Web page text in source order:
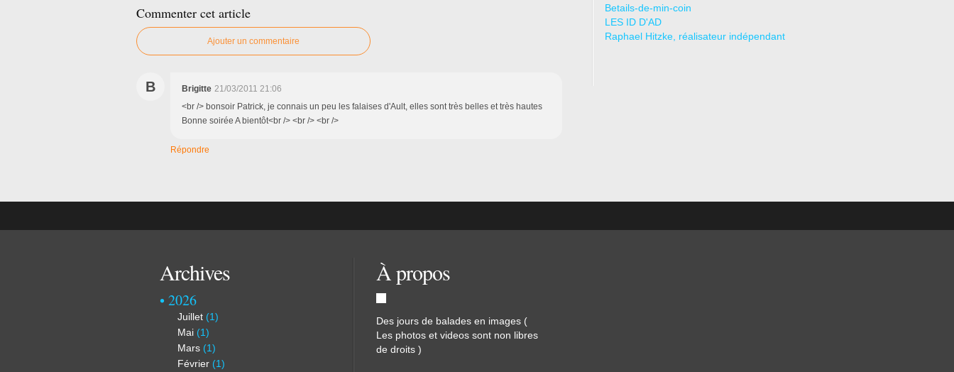
Commenter cet article
Ajouter un commentaire
B Brigitte 21/03/2011 21:06
<br /> bonsoir Patrick, je connais un peu les falaises d'Ault, elles sont très belles et très hautes
Bonne soirée A bientôt<br /> <br /> <br />
Répondre
Betails-de-min-coin
LES ID D'AD
Raphael Hitzke, réalisateur indépendant
Archives
2026
Juillet (1)
Mai (1)
Mars (1)
Février (1)
À propos
Des jours de balades en images (
Les photos et videos sont non libres
de droits )